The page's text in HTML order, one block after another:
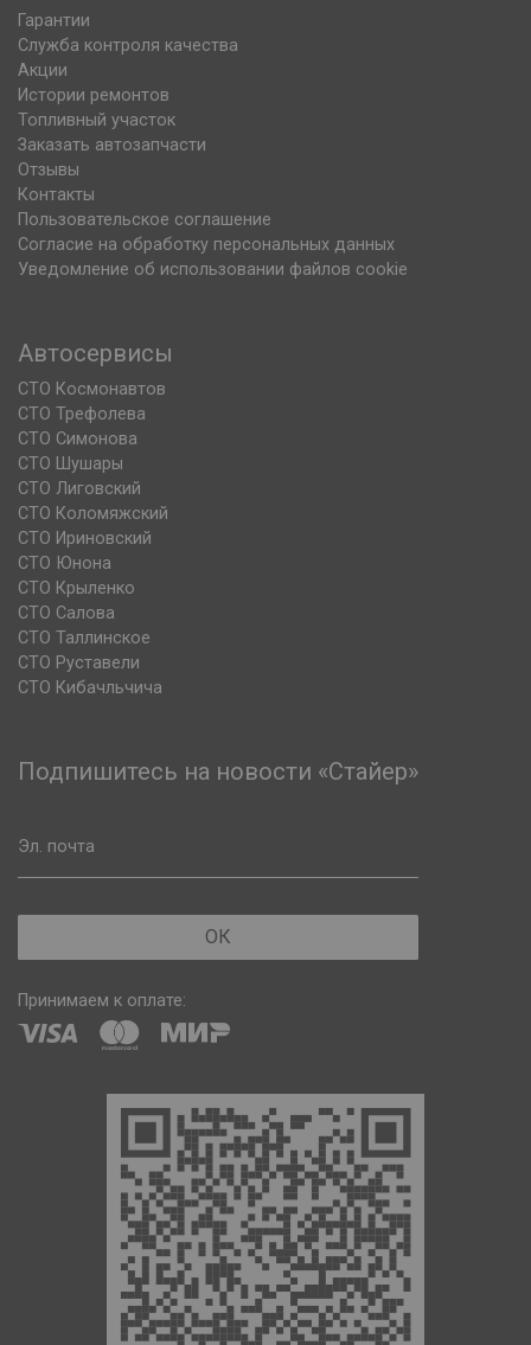
Гарантии
Служба контроля качества
Акции
Истории ремонтов
Топливный участок
Заказать автозапчасти
Отзывы
Контакты
Пользовательское соглашение
Согласие на обработку персональных данных
Уведомление об использовании файлов cookie
Автосервисы
СТО Космонавтов
СТО Трефолева
СТО Симонова
СТО Шушары
СТО Лиговский
СТО Коломяжский
СТО Ириновский
СТО Юнона
СТО Крыленко
СТО Салова
СТО Таллинское
СТО Руставели
СТО Кибачльчича
Подпишитесь на новости «Стайер»
Эл. почта
ОК
Принимаем к оплате: